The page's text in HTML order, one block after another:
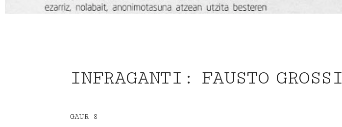
INFRAGANTI: FAUSTO GROSSI
GAUR 8